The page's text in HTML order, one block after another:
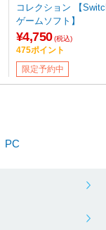
コレクション 【
ゲームソフト】
¥4,750 (税込)
475ポイント
限定予約中
PC